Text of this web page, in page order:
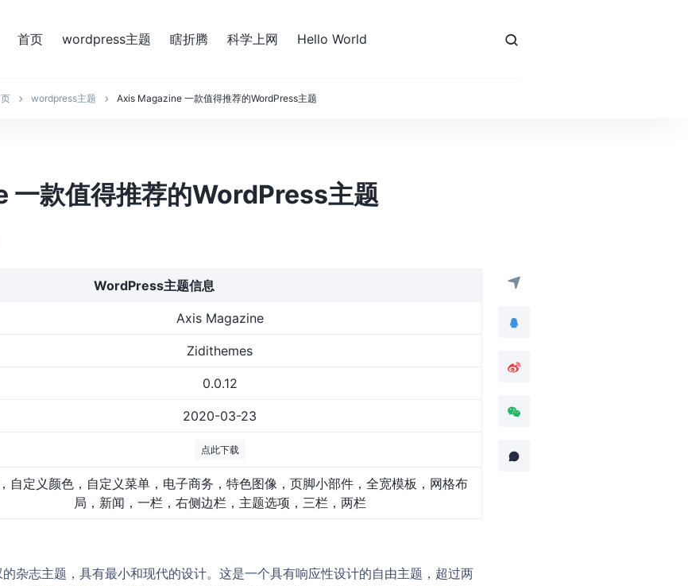
首页 wordpress主题 瞎折腾 科学上网 Hello World
wordpress主题 Axis Magazine 一款值得推荐的WordPress主题
款值得推荐的WordPress主题
WordPress主题信息
Axis Magazine
Zidithemes
0.0.12
2020-03-23
点此下载
自定义颜色，自定义菜单，电子商务，特色图像，页脚小部件，全宽模板，网格布
局，新闻，一栏，右侧边栏，主题选项，三栏，两栏
杂志主题，具有最小和现代的设计。这是一个具有响应性设计的自由主题，超过两